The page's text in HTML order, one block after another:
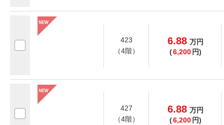
423
（4階）
6.88 万円
(6,200 円)
427
（4階）
6.88 万円
(6,200 円)